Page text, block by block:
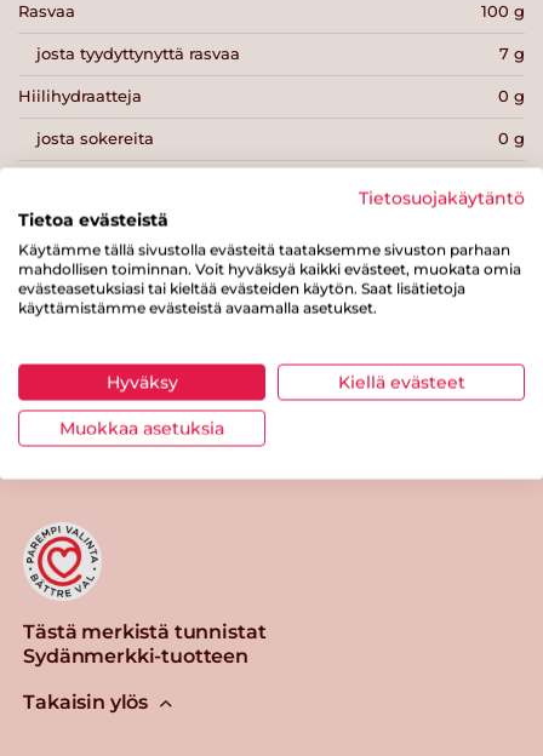
Rasvaa 100 g
josta tyydyttynyttä rasvaa 7 g
Hiilihydraatteja 0 g
josta sokereita 0 g
Proteiinia
Suolaa 0 g
Tulosta sivu
Tästä merkistä tunnistat
Sydänmerkki-tuotteen
Takaisin ylös
Tietosuojakäytäntö
Tietoa evästeistä
Käytämme tällä sivustolla evästeitä taataksemme sivuston parhaan
mahdollisen toiminnan. Voit hyväksyä kaikki evästeet, muokata omia
evästeasetuksiasi tai kieltää evästeiden käytön. Saat lisätietoja
käyttämistämme evästeistä avaamalla asetukset.
Hyväksy Kiellä evästeet
Muokkaa asetuksia